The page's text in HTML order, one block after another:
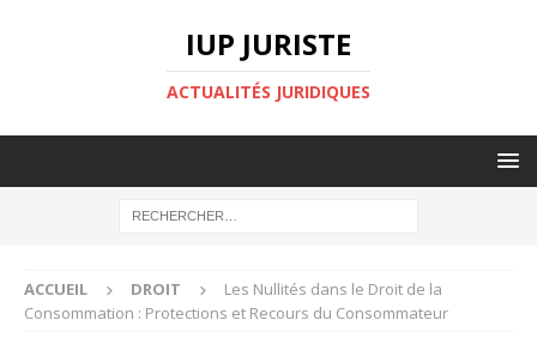
IUP JURISTE
ACTUALITÉS JURIDIQUES
ACCUEIL DROIT
Les Nullités dans le Droit de la
Consommation : Protections et Recours du Consommateur